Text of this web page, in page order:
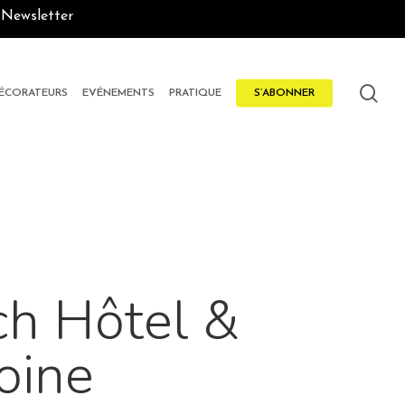
Newsletter
EVÉNEMENTS PRATIQUE S’ABONNER
Hôtel &